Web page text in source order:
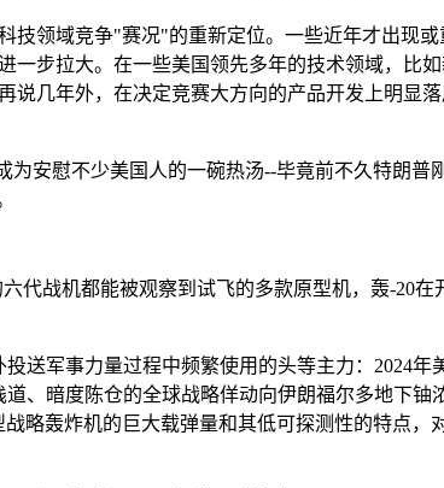
领域竞争"赛况"的重新定位。一些近年才出现
步拉大。在一些美国领先多年的技术领域，比
几年外，在决定竞赛大方向的产品开发上明显
安慰不少美国人的一碗热汤--毕竟前不久特朗普
代战机都能被观察到试飞的多款原型机，轰-20
送军事力量过程中频繁使用的头等主力：2024
、暗度陈仓的全球战略佯动向伊朗福尔多地下铀
略轰炸机的巨大载弹量和其低可探测性的特点，